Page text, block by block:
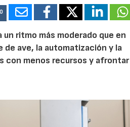
ritmo más moderado que en
de ave, la automatización y la
con menos recursos y afrontar